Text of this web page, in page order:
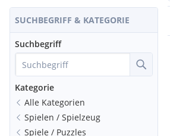
SUCHBEGRIFF & KATEGORIE
Suchbegriff
Kategorie
Alle Kategorien
Spielen / Spielzeug
Spiele / Puzzles